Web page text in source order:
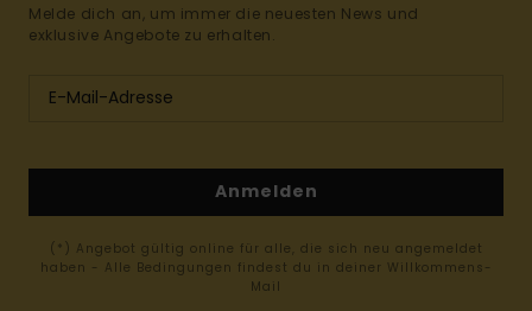
Melde dich an, um immer die neuesten News und
exklusive Angebote zu erhalten.
Anmelden
(*) Angebot gültig online für alle, die sich neu angemeldet
haben - Alle Bedingungen findest du in deiner Willkommens-
Mail